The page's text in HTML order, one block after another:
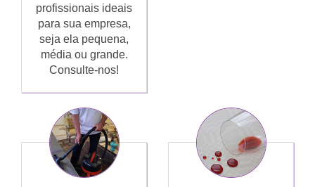
profissionais ideais
para sua empresa,
seja ela pequena,
média ou grande.
Consulte-nos!